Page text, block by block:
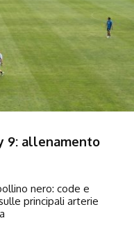
9: allenamento
nero: code e
principali arterie